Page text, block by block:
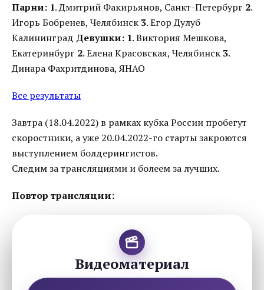
Парни: 1. Дмитрий Факирьянов, Санкт-Петербург 2.
Игорь Бобренев, Челябинск 3. Егор Дулуб
Калининград Девушки: 1. Виктория Мешкова,
Екатеринбург 2. Елена Красовская, Челябинск 3.
Динара Фахритдинова, ЯНАО
Все результаты
Завтра (18.04.2022) в рамках кубка России пробегут
скоростники, а уже 20.04.2022-го старты закроются
выступлением болдерингистов.
Следим за трансляциями и болеем за лучших.
Повтор трансляции:
Видеоматериал